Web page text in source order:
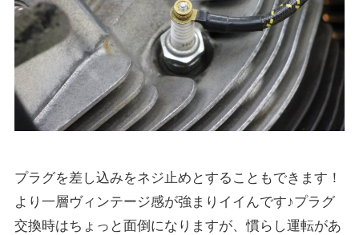
プラグを差し込みをネジ止めとすることもできます！
より一層ヴィンテージ感が強まりイイんです♪プラグ
交換時はちょっと面倒になりますが、慣らし運転があ